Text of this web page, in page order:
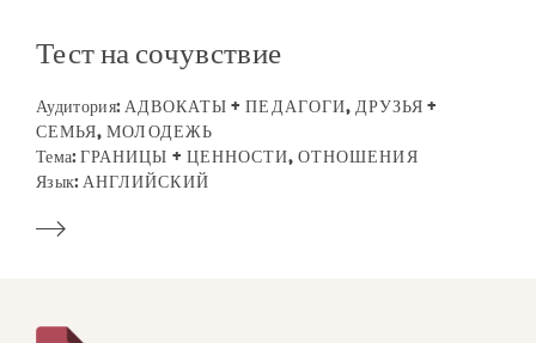
Тест на сочувствие
Аудитория: АДВОКАТЫ + ПЕДАГОГИ, ДРУЗЬЯ +
СЕМЬЯ, МОЛОДЕЖЬ
Тема:ГРАНИЦЫ + ЦЕННОСТИ, ОТНОШЕНИЯ
Язык: АНГЛИЙСКИЙ